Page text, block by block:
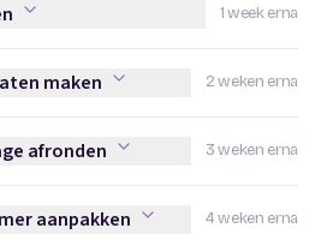
1 week erna
2 weken erna
afvinken
maken
3 weken erna
afvinken
afronden
4 weken erna
afvinken
aanpakken